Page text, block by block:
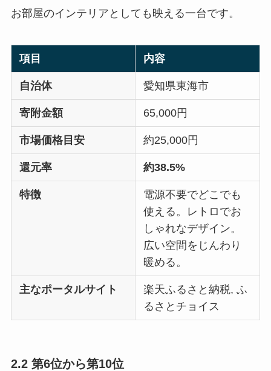
お部屋のインテリアとしても映える一台です。
項目 内容
自治体 愛知県東海市
寄附金額 65,000円
市場価格目安 約25,000円
還元率 約38.5%
特徴
電源不要でどこでも
使える。レトロでお
しゃれなデザイン。
広い空間をじんわり
暖める。
主なポータルサイト
楽天ふるさと納税, ふ
るさとチョイス
2.2 第6位から第10位